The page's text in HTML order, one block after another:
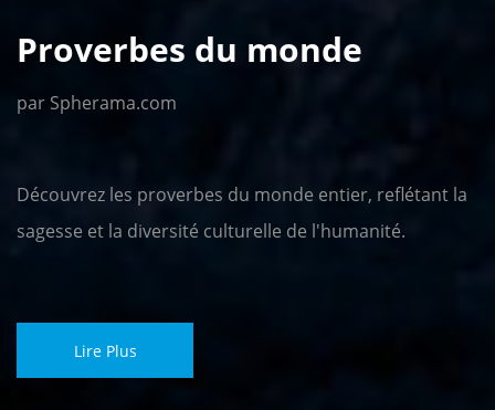
Proverbes du monde
par Spherama.com
Découvrez les proverbes du monde entier, reflétant la
sagesse et la diversité culturelle de l'humanité.
Lire Plus